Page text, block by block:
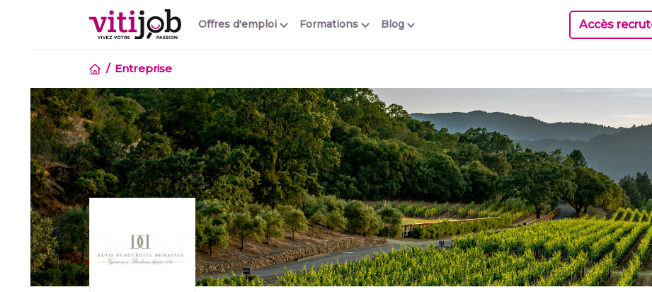
Offres d'emploi Blog
Formations Accès
Entreprise